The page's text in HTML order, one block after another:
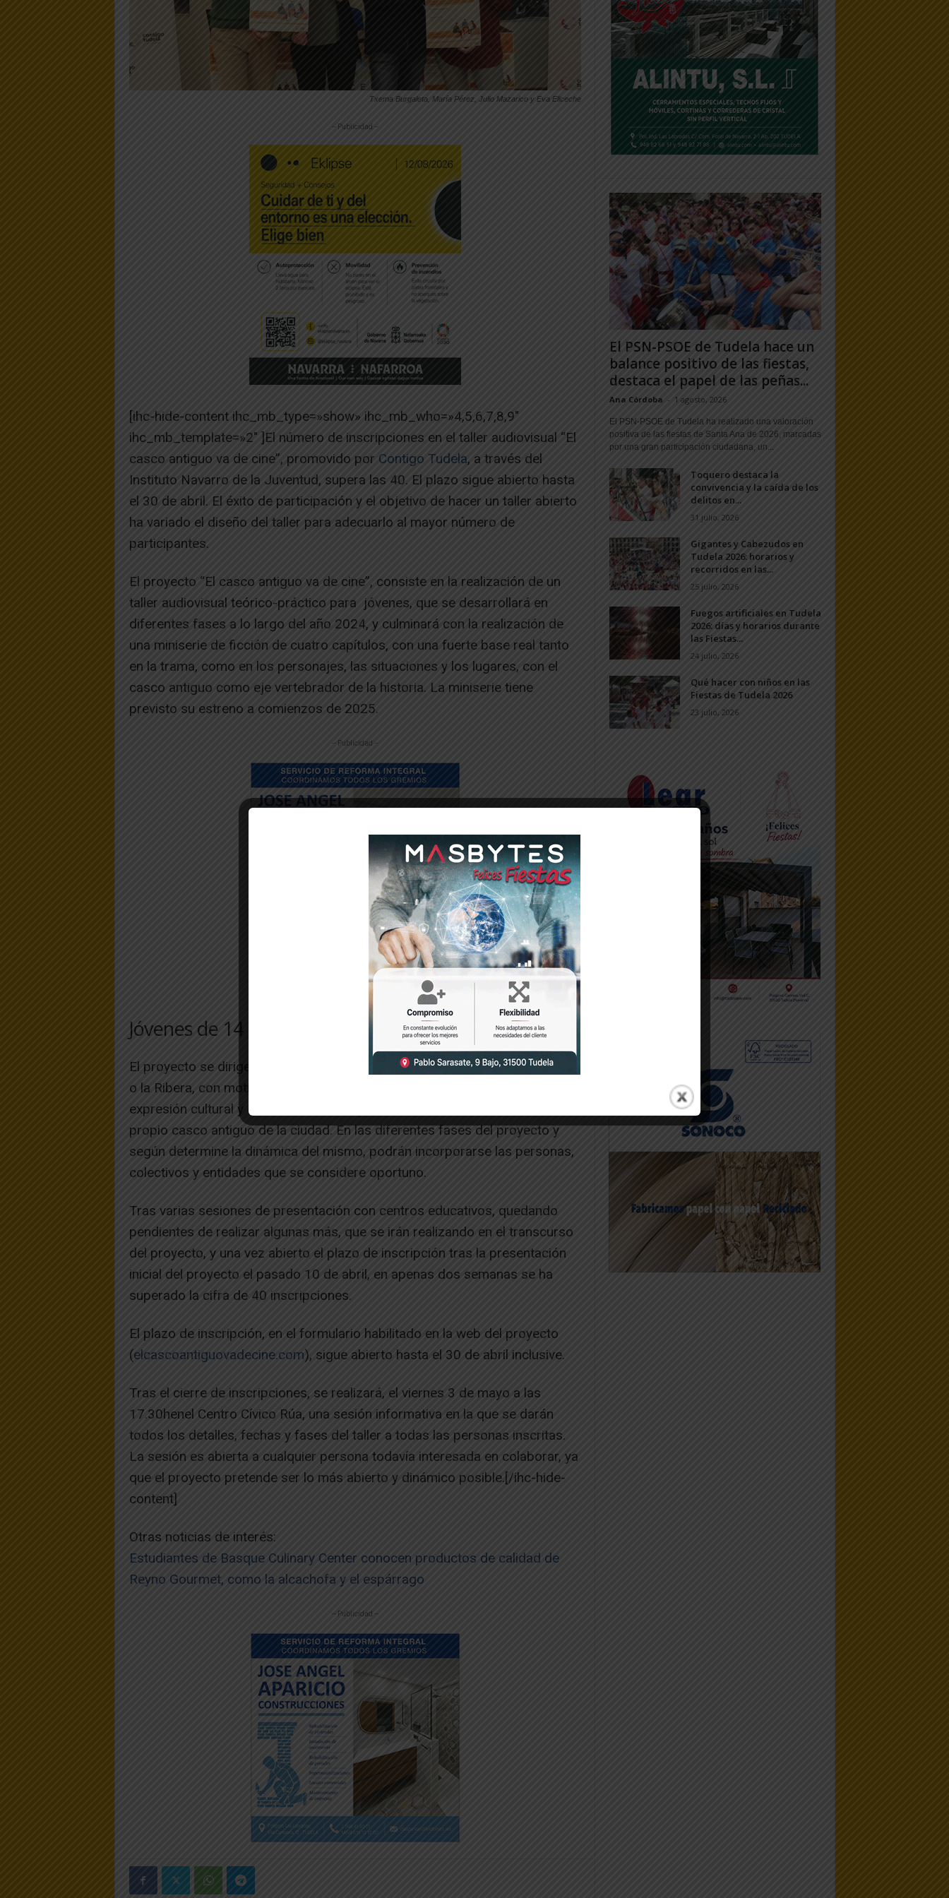
Txema Burgaleta, María Pérez, Julio Mazarico y Eva Eliceche
-- Publicidad --
[ihc-hide-content ihc_mb_type=»show» ihc_mb_who=»4,5,6,7,8,9″
ihc_mb_template=»2″ ]El número de inscripciones en el taller audiovisual “El
casco antiguo va de cine”, promovido por Contigo Tudela, a través del
Instituto Navarro de la Juventud, supera las 40. El plazo sigue abierto hasta
el 30 de abril. El éxito de participación y el objetivo de hacer un taller abierto
ha variado el diseño del taller para adecuarlo al mayor número de
participantes.
El proyecto “El casco antiguo va de cine”, consiste en la realización de un
taller audiovisual teórico-práctico para jóvenes, que se desarrollará en
diferentes fases a lo largo del año 2024, y culminará con la realización de
una miniserie de ficción de cuatro capítulos, con una fuerte base real tanto
en la trama, como en los personajes, las situaciones y los lugares, con el
casco antiguo como eje vertebrador de la historia. La miniserie tiene
previsto su estreno a comienzos de 2025.
-- Publicidad --
Jóvenes de 14 a 35 años
El proyecto se dirige a jóvenes de 14 a 35 años, preferentemente de Tudela
o la Ribera, con motivación e interés por el audiovisual como vehículo de
expresión cultural y en la medida de lo posible, con conexiones vitales con el
propio casco antiguo de la ciudad. En las diferentes fases del proyecto y
según determine la dinámica del mismo, podrán incorporarse las personas,
colectivos y entidades que se considere oportuno.
Tras varias sesiones de presentación con centros educativos, quedando
pendientes de realizar algunas más, que se irán realizando en el transcurso
del proyecto, y una vez abierto el plazo de inscripción tras la presentación
inicial del proyecto el pasado 10 de abril, en apenas dos semanas se ha
superado la cifra de 40 inscripciones.
El plazo de inscripción, en el formulario habilitado en la web del proyecto
(elcascoantiguovadecine.com), sigue abierto hasta el 30 de abril inclusive.
Tras el cierre de inscripciones, se realizará, el viernes 3 de mayo a las
17.30henel Centro Cívico Rúa, una sesión informativa en la que se darán
todos los detalles, fechas y fases del taller a todas las personas inscritas.
La sesión es abierta a cualquier persona todavía interesada en colaborar, ya
que el proyecto pretende ser lo más abierto y dinámico posible.[/ihc-hide-
content]
Otras noticias de interés:
Estudiantes de Basque Culinary Center conocen productos de calidad de
Reyno Gourmet, como la alcachofa y el espárrago
-- Publicidad --
El PSN-PSOE de Tudela hace un
balance positivo de las fiestas,
destaca el papel de las peñas...
Ana Córdoba - 1 agosto, 2026
El PSN-PSOE de Tudela ha realizado una valoración
positiva de las fiestas de Santa Ana de 2026, marcadas
por una gran participación ciudadana, un...
Toquero destaca la
convivencia y la caída de los
delitos en...
31 julio, 2026
Gigantes y Cabezudos en
Tudela 2026: horarios y
recorridos en las...
25 julio, 2026
Fuegos artificiales en Tudela
2026: días y horarios durante
las Fiestas...
24 julio, 2026
Qué hacer con niños en las
Fiestas de Tudela 2026
23 julio, 2026